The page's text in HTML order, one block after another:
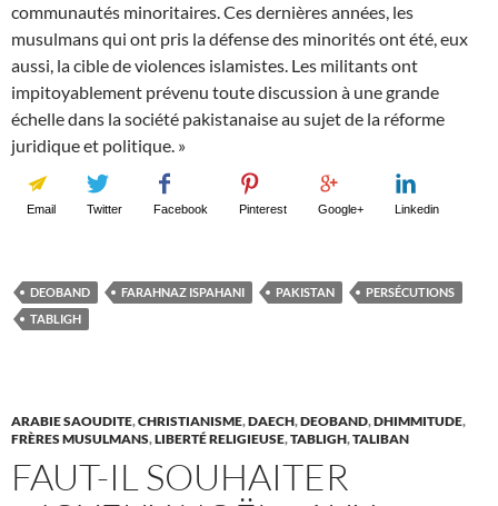
communautés minoritaires. Ces dernières années, les
musulmans qui ont pris la défense des minorités ont été, eux
aussi, la cible de violences islamistes. Les militants ont
impitoyablement prévenu toute discussion à une grande
échelle dans la société pakistanaise au sujet de la réforme
juridique et politique. »
Email Twitter Facebook Pinterest Google+ Linkedin
DEOBAND FARAHNAZ ISPAHANI PAKISTAN
PERSÉCUTIONS
TABLIGH
ARABIE SAOUDITE,CHRISTIANISME,DAECH,DEOBAND,DHIMMITUDE,
FRÈRES MUSULMANS,LIBERTÉ RELIGIEUSE,TABLIGH,TALIBAN
FAUT-IL SOUHAITER